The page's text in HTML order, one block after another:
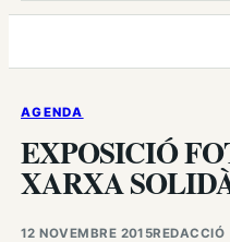
AGENDA
EXPOSICIÓ
XARXA
12 NOVEMBRE 2015REDACCIÓ